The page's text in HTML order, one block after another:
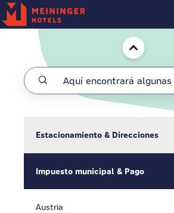
Saltar al contenido principal
Inicio
Estacionamiento & Direcciones
Impuesto municipal & Pago
Austria